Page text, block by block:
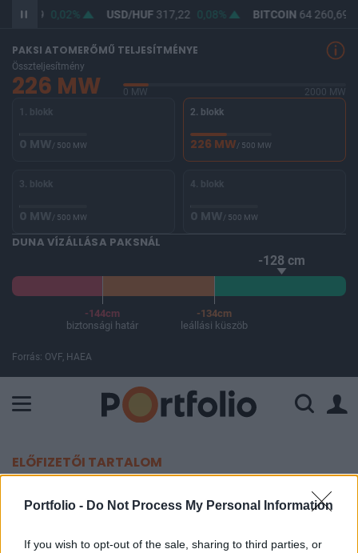
Portfolio - Do Not Process My Personal Information
If you wish to opt-out of the sale, sharing to third parties, or
365,49 0,02% USD/HUF 317,22 0,08% BITCOIN 64 260,69
PAKSI ATOMERŐMŰ TELJESÍTMÉNYE
Összteljesítmény
226 MW 0 MW
2000 MW
1. blokk
0 MW/ 500 MW
2. blokk
226 MW/ 500 MW
3. blokk
0 MW/ 500 MW
4. blokk
0 MW/ 500 MW
DUNA VÍZÁLLÁSA PAKSNÁL
-128 cm
-144cm
biztonsági határ
-134cm
leállási küszöb
Forrás: OVF, HAEA
ELŐFIZETŐI TARTALOM
Választás 2022: Megvan az utolsó